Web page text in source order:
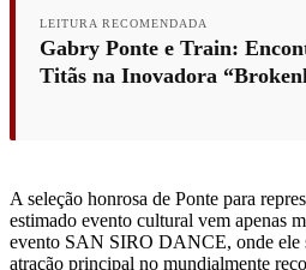
LEITURA RECOMENDADA
Gabry Ponte e Train:
Titãs na Inovadora
A seleção honrosa de Ponte para
estimado evento cultural vem apenas
evento SAN SIRO DANCE, onde ele
atração principal no mundialmente